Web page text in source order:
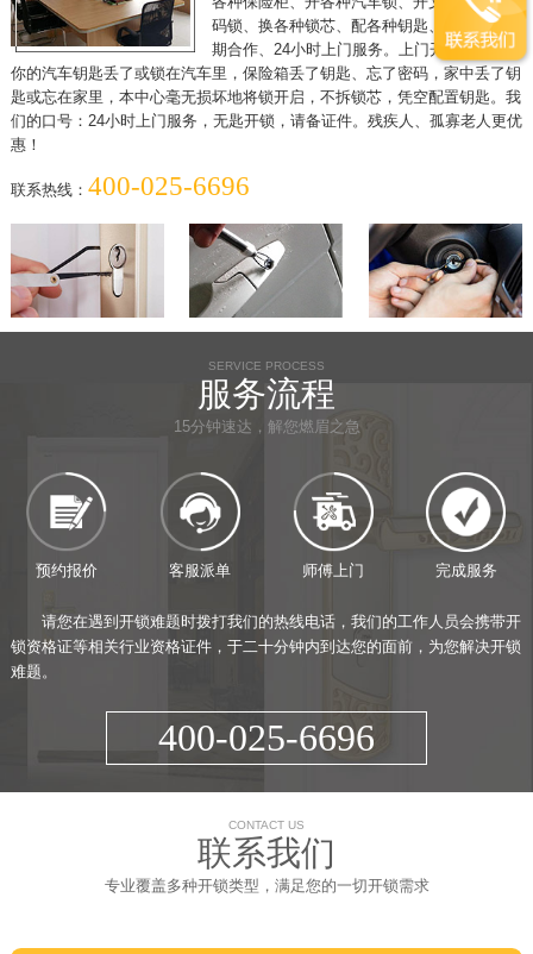
码锁、换各种锁芯、配各种钥匙、各单位可长
期合作、24小时上门服务。上门开锁，假如
你的汽车钥匙丢了或锁在汽车里，保险箱丢了钥匙、忘了密码，家中丢了钥
匙或忘在家里，本中心毫无损坏地将锁开启，不拆锁芯，凭空配置钥匙。我
们的口号：24小时上门服务，无匙开锁，请备证件。残疾人、孤寡老人更优
惠！
联系热线： 400-025-6696
SERVICE PROCESS
服务流程
15分钟速达，解您燃眉之急
预约报价 客服派单 师傅上门 完成服务
请您在遇到开锁难题时拨打我们的热线电话，我们的工作人员会携带开
锁资格证等相关行业资格证件，于二十分钟内到达您的面前，为您解决开锁
难题。
400-025-6696
CONTACT US
联系我们
专业覆盖多种开锁类型，满足您的一切开锁需求